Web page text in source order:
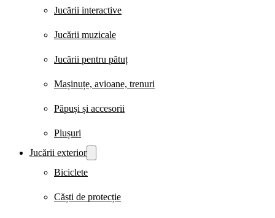
Jucării interactive
Jucării muzicale
Jucării pentru pătuț
Mașinuțe, avioane, trenuri
Păpuși și accesorii
Plușuri
Jucării exterior
Biciclete
Căști de protecție